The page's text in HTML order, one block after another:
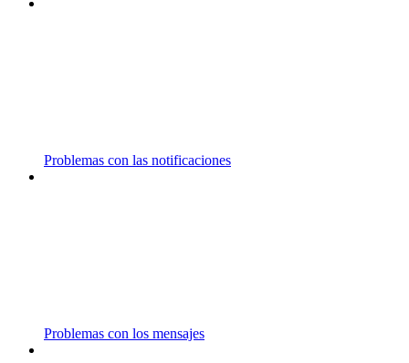
Problemas con las notificaciones
Problemas con los mensajes